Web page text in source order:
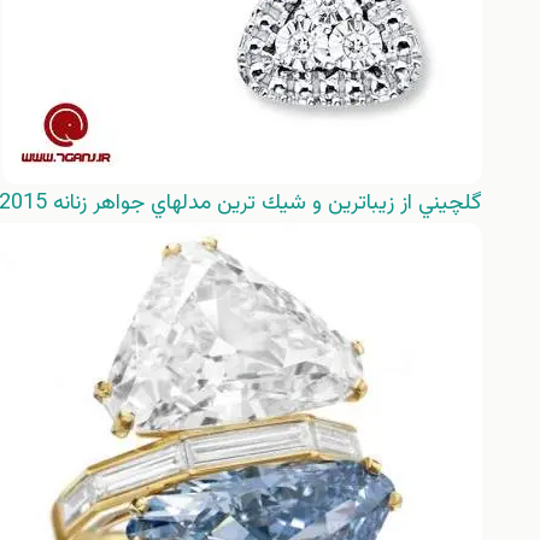
گلچيني از زيباترين و شيك ترين مدلهاي جواهر زنانه 2015